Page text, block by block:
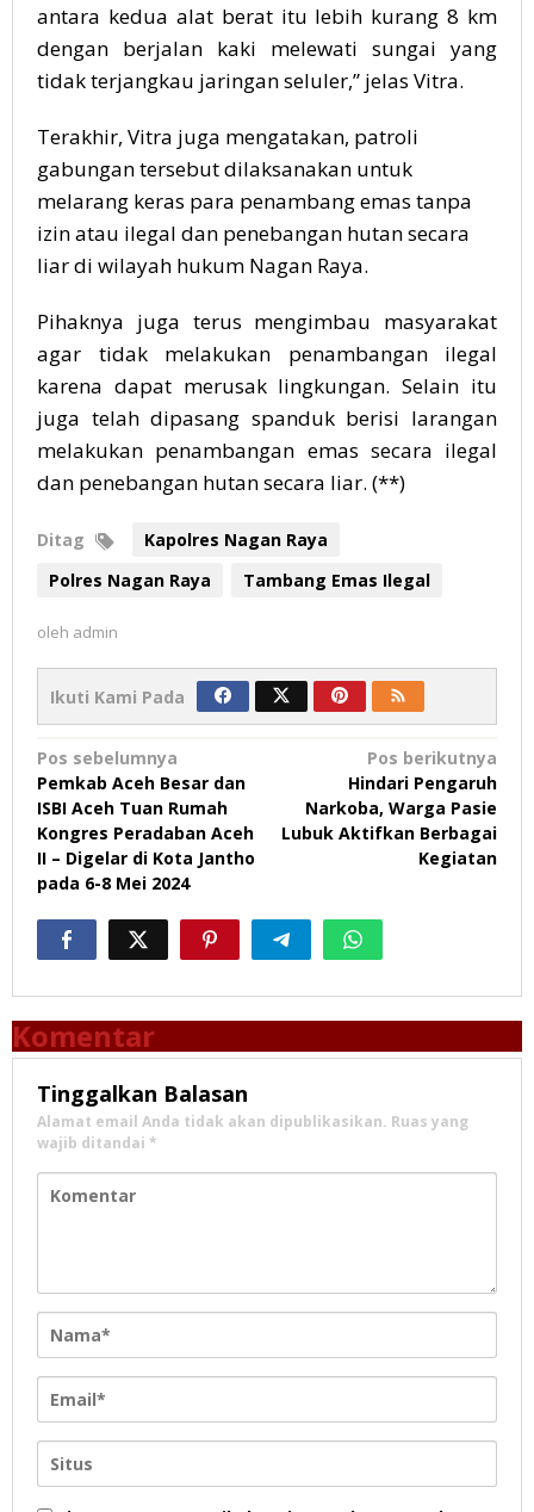
antara kedua alat berat itu lebih kurang 8 km
dengan berjalan kaki melewati sungai yang
tidak terjangkau jaringan seluler,” jelas Vitra.
Terakhir, Vitra juga mengatakan, patroli
gabungan tersebut dilaksanakan untuk
melarang keras para penambang emas tanpa
izin atau ilegal dan penebangan hutan secara
liar di wilayah hukum Nagan Raya.
Pihaknya juga terus mengimbau masyarakat
agar tidak melakukan penambangan ilegal
karena dapat merusak lingkungan. Selain itu
juga telah dipasang spanduk berisi larangan
melakukan penambangan emas secara ilegal
dan penebangan hutan secara liar. (**)
Ditag
Kapolres Nagan Raya
Polres Nagan Raya
Tambang Emas Ilegal
oleh admin
Ikuti Kami Pada
Navigasi
pos
Pos sebelumnya
Pemkab Aceh Besar dan
ISBI Aceh Tuan Rumah
Kongres Peradaban Aceh
II – Digelar di Kota Jantho
pada 6-8 Mei 2024
Pos berikutnya
Hindari Pengaruh
Narkoba, Warga Pasie
Lubuk Aktifkan Berbagai
Kegiatan
Komentar
Tinggalkan Balasan
Alamat email Anda tidak akan dipublikasikan. Ruas yang
wajib ditandai *